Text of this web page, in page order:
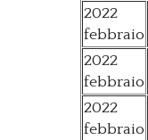
2022
febbraio
2022
febbraio
2022
febbraio